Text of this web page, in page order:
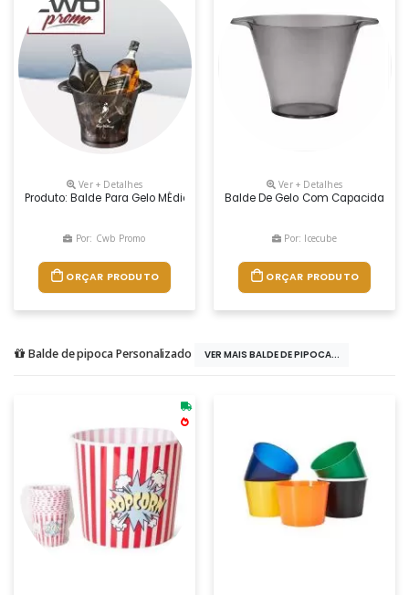
Ver + Detalhes
Produto: Balde Para Gelo MÉdio Medidas: 26,0 Cm X 21,5 Cm De
Por: Cwb Promo
ORÇAR PRODUTO
Ver + Detalhes
Balde De Gelo Com Capacidade
Por: Icecube
ORÇAR PRODUTO
Balde de pipoca Personalizado VER MAIS BALDE DE PIPOCA...